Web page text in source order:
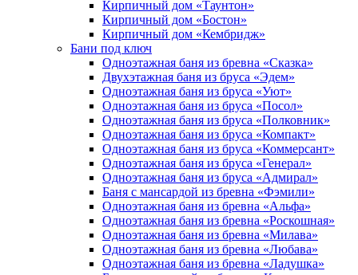
Кирпичный дом «Таунтон»
Кирпичный дом «Бостон»
Кирпичный дом «Кембридж»
Бани под ключ
Одноэтажная баня из бревна «Сказка»
Двухэтажная баня из бруса «Эдем»
Одноэтажная баня из бруса «Уют»
Одноэтажная баня из бруса «Посол»
Одноэтажная баня из бруса «Полковник»
Одноэтажная баня из бруса «Компакт»
Одноэтажная баня из бруса «Коммерсант»
Одноэтажная баня из бруса «Генерал»
Одноэтажная баня из бруса «Адмирал»
Баня с мансардой из бревна «Фэмили»
Одноэтажная баня из бревна «Альфа»
Одноэтажная баня из бревна «Роскошная»
Одноэтажная баня из бревна «Милава»
Одноэтажная баня из бревна «Любава»
Одноэтажная баня из бревна «Ладушка»